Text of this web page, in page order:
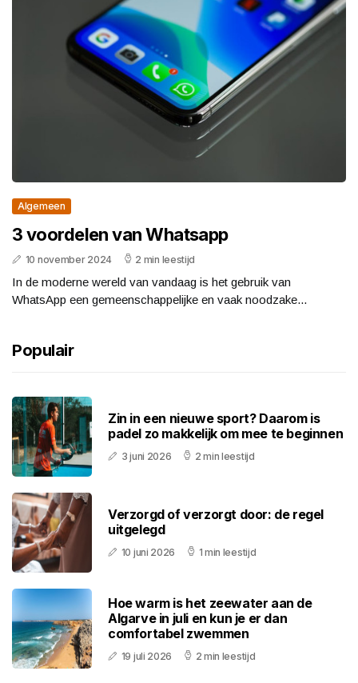
Algemeen
3 voordelen van Whatsapp
10 november 2024 2 min leestijd
In de moderne wereld van vandaag is het gebruik van
WhatsApp een gemeenschappelijke en vaak noodzake...
Populair
Zin in een nieuwe sport? Daarom is
padel zo makkelijk om mee te beginnen
3 juni 2026 2 min leestijd
Verzorgd of verzorgt door: de regel
uitgelegd
10 juni 2026 1 min leestijd
Hoe warm is het zeewater aan de
Algarve in juli en kun je er dan
comfortabel zwemmen
19 juli 2026 2 min leestijd